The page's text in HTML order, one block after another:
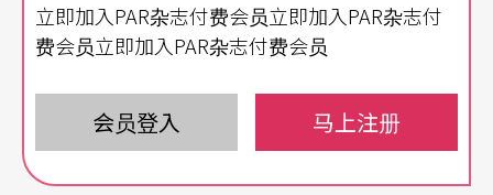
对主创者吴兴国而言，自《李尔在此》以来，就希
望能将「自己」作为概念抛掷到角色里，这也深深
影响到后续作品的思考。《凯撒大帝》背后的政治
性，就是吴兴国所在意、却又不知如何下手的关
立即加入PAR杂志付费会员立即加入PAR杂志付
费会员立即加入PAR杂志付费会员
会员登入 马上注册